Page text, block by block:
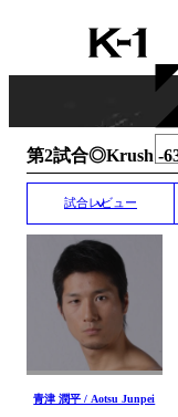
K-
1
第2試合◎Krush -
試合レビュー
青津 潤平 / Aotsu Junpei